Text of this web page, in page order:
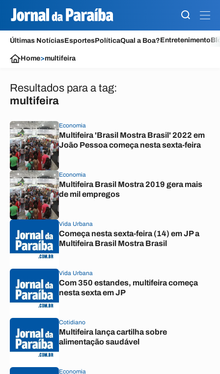
Últimas NotíciasEsportesPolíticaQual a Boa?Entretenimento
Home>multifeira
Resultados para a tag:
multifeira
Economia
Multifeira 'Brasil Mostra Brasil' 2022 em
João Pessoa começa nesta sexta-feira
Economia
Multifeira Brasil Mostra 2019 gera mais
de mil empregos
Vida Urbana
Começa nesta sexta-feira (14) em JP a
Multifeira Brasil Mostra Brasil
Vida Urbana
Com 350 estandes, multifeira começa
nesta sexta em JP
Cotidiano
Multifeira lança cartilha sobre
alimentação saudável
Economia